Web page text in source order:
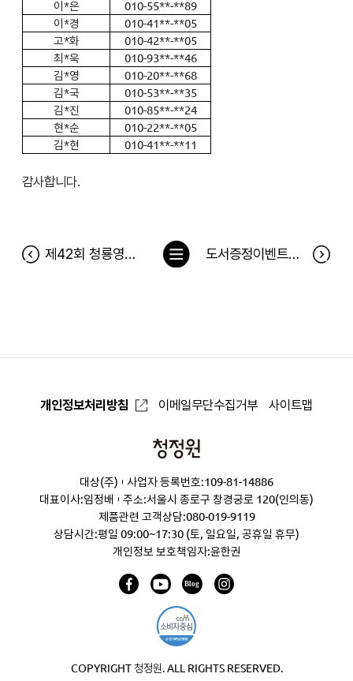
이*은
010-55**-**89
이*경
010-41**-**05
고*화
010-42**-**05
최*욱
010-93**-**46
김*영
010-20**-**68
김*국
010-53**-**35
김*진
010-85**-**24
현*순
010-22**-**05
김*현
010-41**-**11
감사합니다.
제42회 청룡영화상 온라인 이벤트 당첨자 도서증정이벤트< 이상하게 돈 걱정 없는 사람들의 비밀 >당첨자
목
개인정보처리방침 이메일무단수집거부 사이트맵
청
원
대상(주)
사업자 등록번호:109-81-14886
대표이사:임정배
주소:서울시 종로구 창경궁로 120(인의동)
제품관련 고객상담:080-019-9119
상담시간:평일 09:00~17:30 (토, 일요일, 공휴일 휴무)
개인정보 보호책임자:윤한권
COPYRIGHT 청정원. ALL RIGHTS RESERVED.